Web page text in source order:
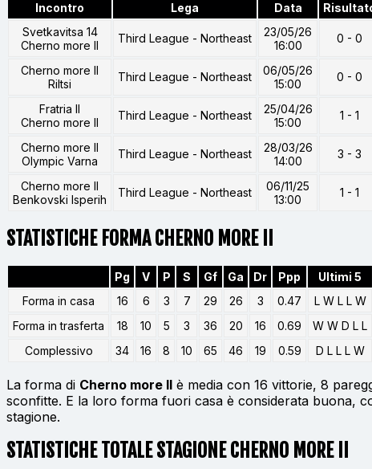
Incontro Lega Data
Svetkavitsa 14
Cherno more II
Third League - Northeast
23/05/26
16:00
0 - 0
Cherno more II
Riltsi
Third League - Northeast
06/05/26
15:00
0 - 0
Fratria II
Cherno more II
Third League - Northeast
25/04/26
15:00
1 - 1
Cherno more II
Olympic Varna
Third League - Northeast
28/03/26
14:00
3 - 3
Cherno more II
Benkovski Isperih
Third League - Northeast
06/11/25
13:00
1 - 1
STATISTICHE FORMA CHERNO MORE II
Pg V P S Gf Ga Dr Ppp
Ultimi 5
Forma in casa
16 6 3 7 29 26 3 0.47
L W L L W
Forma in trasferta
18 10 5 3 36 20 16 0.69
W W D L L
Complessivo
34 16 8 10 65 46 19 0.59 D L L L W
La forma di Cherno more II è media con 16 vittorie, 8
sconfitte. E la loro forma fuori casa è considerata buona,
stagione.
STATISTICHE TOTALE STAGIONE CHERNO MORE II